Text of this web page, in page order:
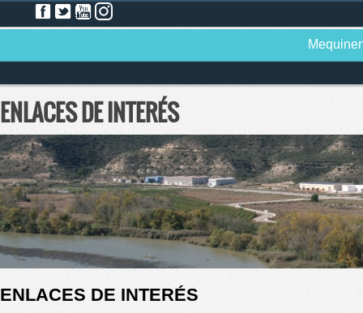
ENLACES DE INTERÉS
ENLACES DE INTERÉS